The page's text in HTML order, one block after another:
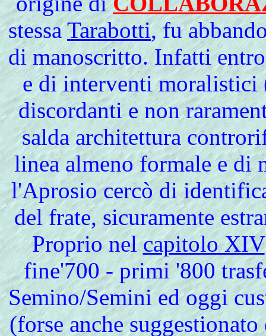
stessaTarabotti, fu
di manoscritto. Infatti
e di interventi moralistici
discordanti e non
salda architettura
linea almeno formale e di
l'Aprosio cercò di
del frate, sicuramente
Proprio nelcapitolo XIV
fine'700 - primi '800
Semino/Semini ed oggi
(forse anche